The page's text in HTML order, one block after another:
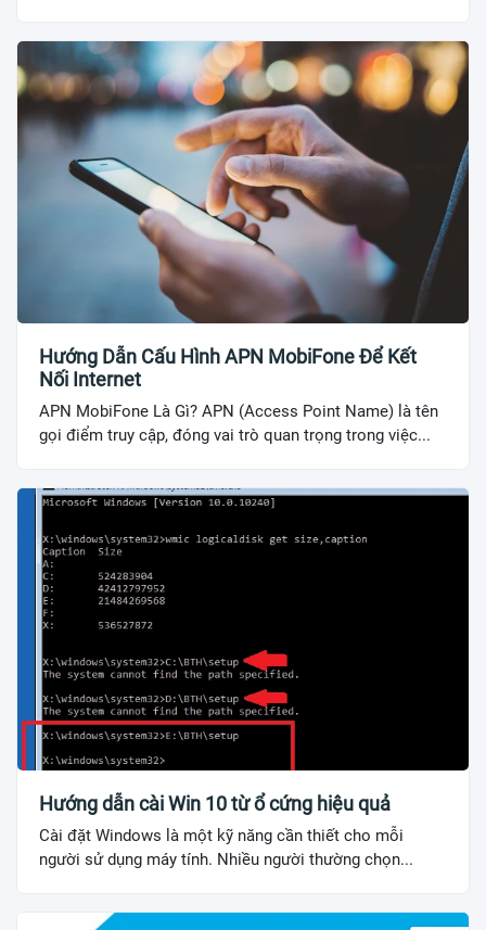
Hướng Dẫn Cấu Hình APN MobiFone Để Kết
Nối Internet
APN MobiFone Là Gì? APN (Access Point Name) là tên
gọi điểm truy cập, đóng vai trò quan trọng trong việc...
Hướng dẫn cài Win 10 từ ổ cứng hiệu quả
Cài đặt Windows là một kỹ năng cần thiết cho mỗi
người sử dụng máy tính. Nhiều người thường chọn...